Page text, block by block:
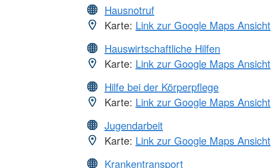
Hausnotruf
Karte: Link zur Google Maps Ansicht
Hauswirtschaftliche Hilfen
Karte: Link zur Google Maps Ansicht
Hilfe bei der Körperpflege
Karte: Link zur Google Maps Ansicht
Jugendarbeit
Karte: Link zur Google Maps Ansicht
Krankentransport